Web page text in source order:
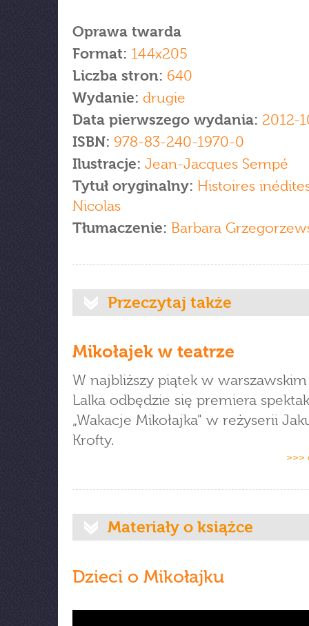
Oprawa twarda
Format: 144x205
Liczba stron: 640
Wydanie: drugie
Data pierwszego wydania: 2012-
ISBN: 978-83-240-1970-0
Ilustracje: Jean-Jacques Sempé
Tytuł oryginalny: Histoires
Nicolas
Tłumaczenie: Barbara
Przeczytaj także
Mikołajek w teatrze
W najbliższy piątek w
Lalka odbędzie się premiera
„Wakacje Mikołajka" w reżyserii
Krofty.
>>>
Materiały o książce
Dzieci o Mikołajku